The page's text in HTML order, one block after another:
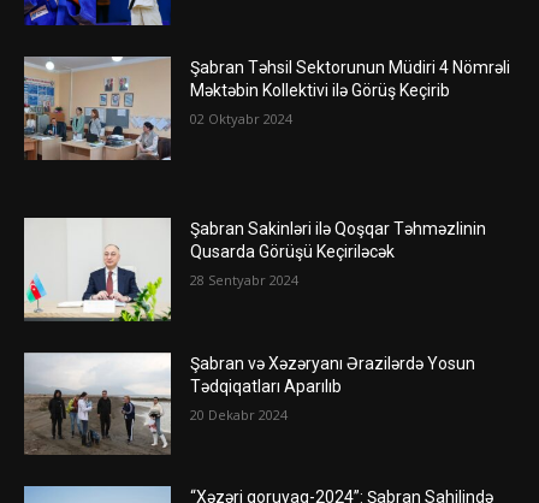
Şabran Təhsil Sektorunun Müdiri 4 Nömrəli
Məktəbin Kollektivi ilə Görüş Keçirib
02 Oktyabr 2024
Şabran Sakinləri ilə Qoşqar Təhməzlinin
Qusarda Görüşü Keçiriləcək
28 Sentyabr 2024
Şabran və Xəzəryanı Ərazilərdə Yosun
Tədqiqatları Aparılıb
20 Dekabr 2024
“Xəzəri qoruyaq-2024”: Şabran Sahilində